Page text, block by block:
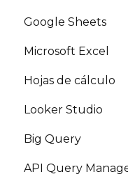
Google Sheets
Microsoft Excel
Hojas de cálculo
Looker Studio
Big Query
API Query